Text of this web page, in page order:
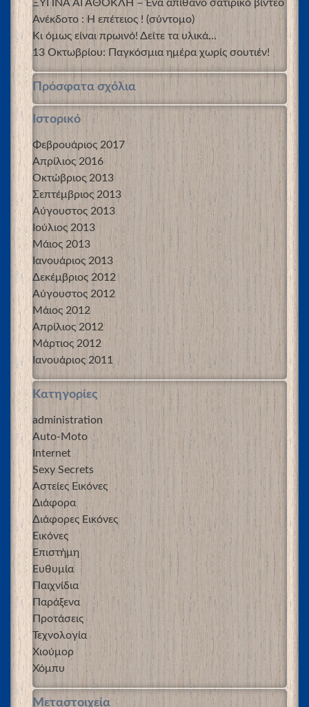
ΞΥΠΝΑ ΑΓΑΘΟΚΛΗ – Ένα απίθανο σατιρικό βίντεο
Ανέκδοτο : Η επέτειος ! (σύντομο)
Κι όμως είναι πρωινό! Δείτε τα υλικά…
13 Οκτωβρίου: Παγκόσμια ημέρα χωρίς σουτιέν!
Πρόσφατα σχόλια
Ιστορικό
Φεβρουάριος 2017
Απρίλιος 2016
Οκτώβριος 2013
Σεπτέμβριος 2013
Αύγουστος 2013
Ιούλιος 2013
Μάιος 2013
Ιανουάριος 2013
Δεκέμβριος 2012
Αύγουστος 2012
Μάιος 2012
Απρίλιος 2012
Μάρτιος 2012
Ιανουάριος 2011
Kατηγορίες
administration
Auto-Moto
Internet
Sexy Secrets
Αστείες Εικόνες
Διάφορα
Διάφορες Εικόνες
Εικόνες
Επιστήμη
Ευθυμία
Παιχνίδια
Παράξενα
Προτάσεις
Τεχνολογία
Χιούμορ
Χόμπυ
Μεταστοιχεία